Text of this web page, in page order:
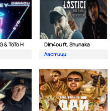
& ToTo H
Dim4ou ft. Shunaka
Ластици